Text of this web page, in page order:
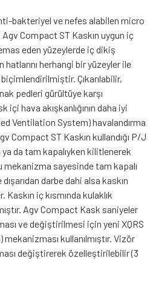
bakteriyel ve nefes alabilen micro
Compact ST Kaskın uygun iç
eden yüzeylerde iç dikiş
hatlarını herhangi bir yüzeyler ile
Çıkarılabilir,
pedleri gürültüye karşı
içi hava akışkanlığının daha iyi
Ventilation System) havalandırma
Compact ST Kaskın kullandığı P/J
da tam kapalıyken kilitlenerek
sayesinde tam kapalı
darbe dahi alsa kaskın
Kaskın iç kısmında kulaklık
Agv Compact Kask saniyeler
ve değiştirilmesi için yeni XQRS
kullanılmıştır. Vizör
değiştirerek özelleştirilebilir (3